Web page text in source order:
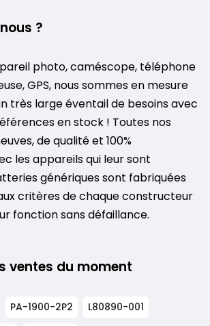
?
photo, caméscope, téléphone
GPS, nous sommes en mesure
très large éventail de besoins avec
en stock ! Toutes nos
de qualité et 100%
les appareils qui leur sont
génériques sont fabriquées
critères de chaque constructeur
fonction sans défaillance.
ventes du moment
PA-1900-2P2
L80890-001